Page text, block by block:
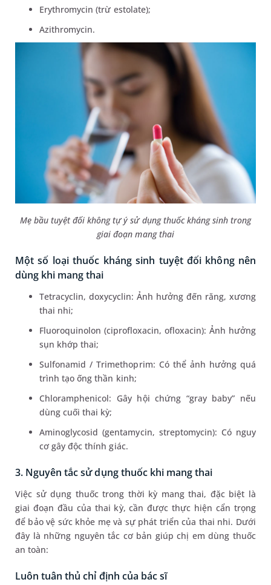
Erythromycin (trừ estolate);
Azithromycin.
Mẹ bầu tuyệt đối không tự ý sử dụng thuốc kháng sinh trong
giai đoạn mang thai
Một số loại thuốc kháng sinh tuyệt đối không nên
dùng khi mang thai
Tetracyclin, doxycyclin: Ảnh hưởng đến răng, xương
thai nhi;
Fluoroquinolon (ciprofloxacin, ofloxacin): Ảnh hưởng
sụn khớp thai;
Sulfonamid / Trimethoprim: Có thể ảnh hưởng quá
trình tạo ống thần kinh;
Chloramphenicol: Gây hội chứng “gray baby” nếu
dùng cuối thai kỳ;
Aminoglycosid (gentamycin, streptomycin): Có nguy
cơ gây độc thính giác.
3. Nguyên tắc sử dụng thuốc khi mang thai
Việc sử dụng thuốc trong thời kỳ mang thai, đặc biệt là
giai đoạn đầu của thai kỳ, cần được thực hiện cẩn trọng
để bảo vệ sức khỏe mẹ và sự phát triển của thai nhi. Dưới
đây là những nguyên tắc cơ bản giúp chị em dùng thuốc
an toàn:
Luôn tuân thủ chỉ định của bác sĩ